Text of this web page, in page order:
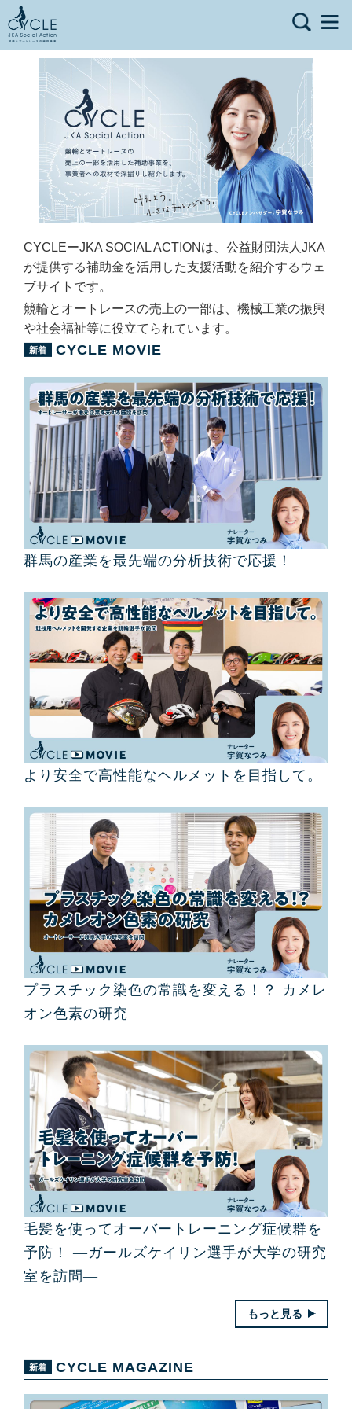
CYCLEーJKA SOCIAL ACTIONは、公益財団法人JKA
が提供する補助金を活用した支援活動を紹介するウェ
ブサイトです。
競輪とオートレースの売上の一部は、機械工業の振興
や社会福祉等に役立てられています。
CYCLE MOVIE
群馬の産業を最先端の分析技術で応援！
より安全で高性能なヘルメットを目指して。
プラスチック染色の常識を変える！？ カメレ
オン色素の研究
毛髪を使ってオーバートレーニング症候群を
予防！ ―ガールズケイリン選手が大学の研究
室を訪問―
もっと見る
CYCLE MAGAZINE